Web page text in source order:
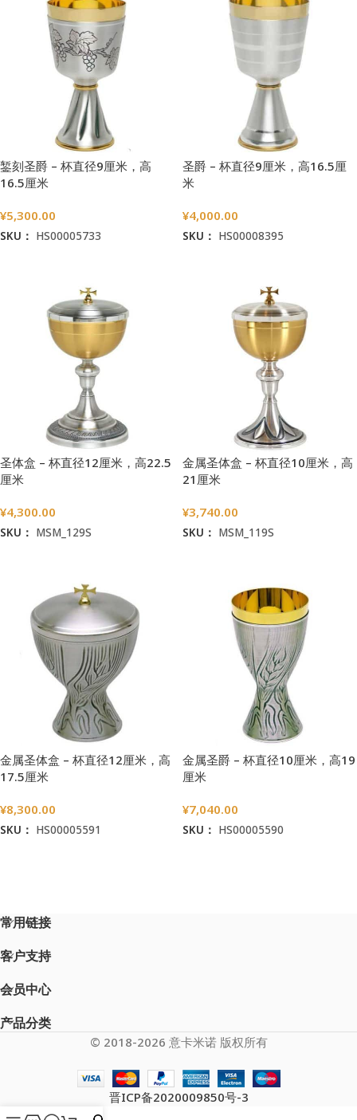
錾刻圣爵 – 杯直径9厘米，高
16.5厘米
¥5,300.00
SKU： HS00005733
圣爵 – 杯直径9厘米，高16.5厘
米
¥4,000.00
SKU： HS00008395
圣体盒 – 杯直径12厘米，高22.5
厘米
¥4,300.00
SKU： MSM_129S
金属圣体盒 – 杯直径10厘米，高
21厘米
¥3,740.00
SKU： MSM_119S
金属圣体盒 – 杯直径12厘米，高
17.5厘米
¥8,300.00
SKU： HS00005591
金属圣爵 – 杯直径10厘米，高19
厘米
¥7,040.00
SKU： HS00005590
常用链接
客户支持
会员中心
产品分类
© 2018-2026 意卡米诺 版权所有
晋ICP备2020009850号-3